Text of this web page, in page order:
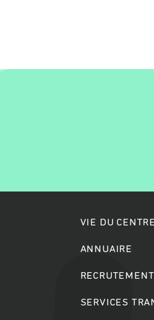
VIE DU CENTRE
ANNUAIRE
SERVICES